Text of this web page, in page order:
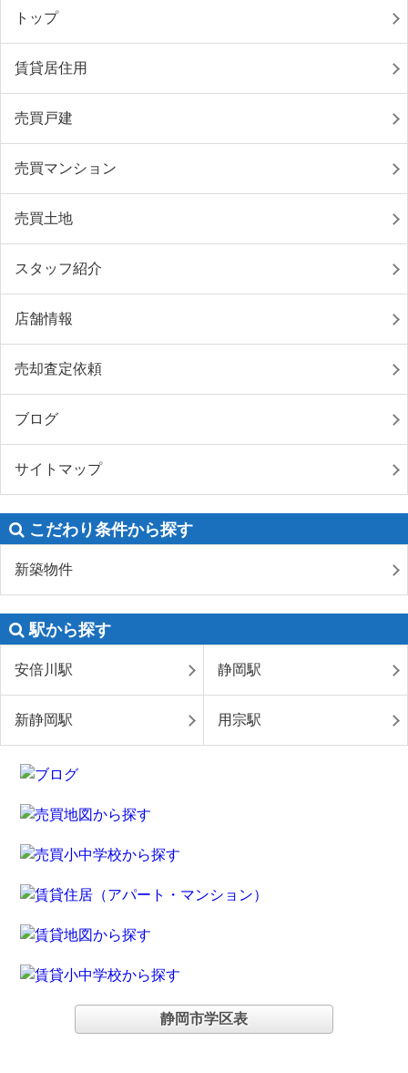
トップ
賃貸居住用
売買戸建
売買マンション
売買土地
スタッフ紹介
店舗情報
売却査定依頼
ブログ
サイトマップ
こだわり条件から探す
新築物件
駅から探す
安倍川駅 静岡駅
新静岡駅 用宗駅
静岡市学区表